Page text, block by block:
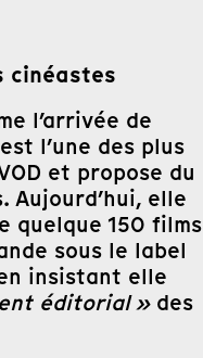
cinéastes
l’arrivée de
l’une des plus
et propose du
Aujourd’hui, elle
quelque 150 films
sous le label
insistant elle
éditorial »des